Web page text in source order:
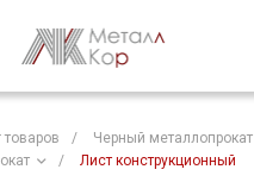
товаров / Черный металлопрокат
/ Лист конструкционный